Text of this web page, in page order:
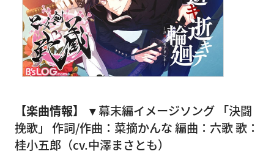
【楽曲情報】
▼幕末編イメージソング 「決闘
挽歌」 作詞/作曲：菜摘かんな 編曲：六歌 歌：
桂小五郎（cv.中澤まさとも）